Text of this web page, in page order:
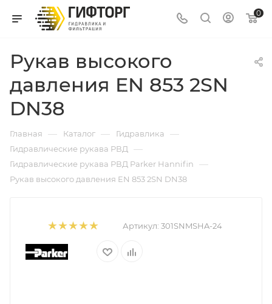
0
Рукав высокого
давления EN 853 2SN
DN38
Главная — Каталог — Гидравлика —
Гидравлические рукава РВД —
Гидравлические рукава РВД Parker Hannifin —
Рукав высокого давления EN 853 2SN DN38
Артикул: 301SNMSHA-24